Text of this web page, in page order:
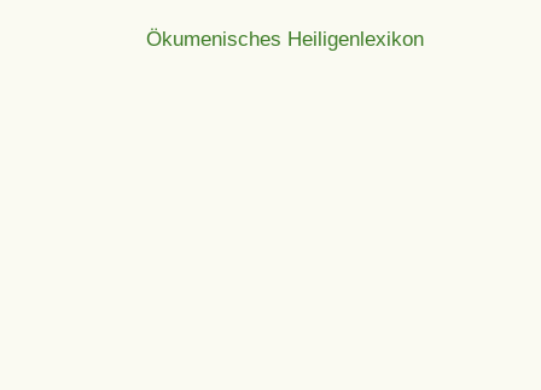
Ökumenisches Heiligenlexikon